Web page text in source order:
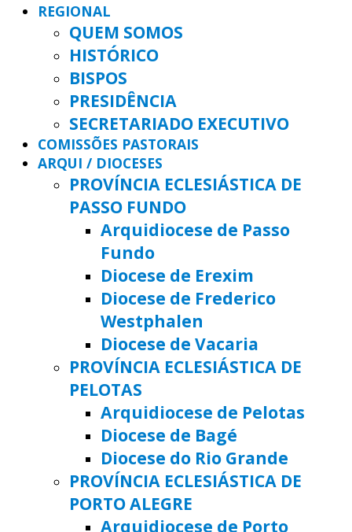
REGIONAL
QUEM SOMOS
HISTÓRICO
BISPOS
PRESIDÊNCIA
SECRETARIADO EXECUTIVO
COMISSÕES PASTORAIS
ARQUI / DIOCESES
PROVÍNCIA ECLESIÁSTICA DE
PASSO FUNDO
Arquidiocese de Passo
Fundo
Diocese de Erexim
Diocese de Frederico
Westphalen
Diocese de Vacaria
PROVÍNCIA ECLESIÁSTICA DE
PELOTAS
Arquidiocese de Pelotas
Diocese de Bagé
Diocese do Rio Grande
PROVÍNCIA ECLESIÁSTICA DE
PORTO ALEGRE
Arquidiocese de Porto